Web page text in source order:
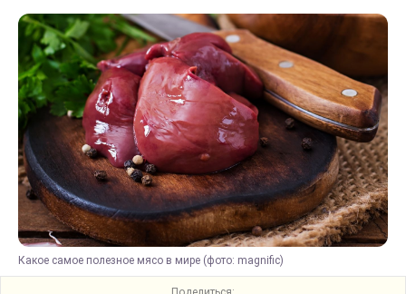
Какое самое полезное мясо в мире (фото: magnific)